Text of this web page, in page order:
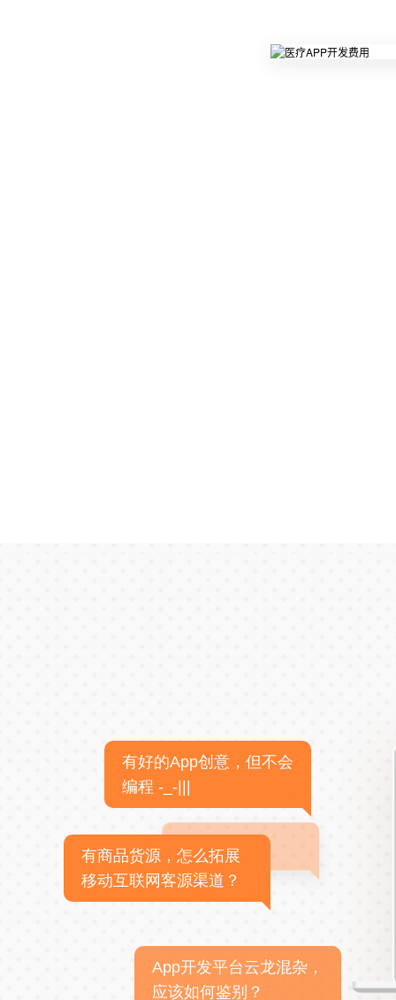
有好的App创意，但不会
编程 -_-|||
有商品货源，怎么拓展
移动互联网客源渠道？
App开发平台云龙混杂，
应该如何鉴别？